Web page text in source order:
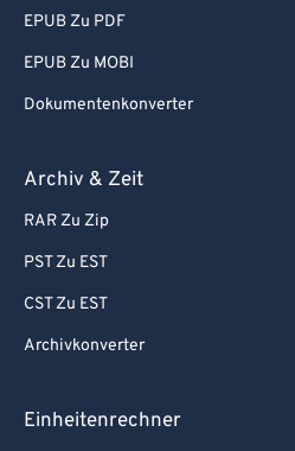
EPUB Zu PDF
EPUB Zu MOBI
Dokumentenkonverter
Archiv & Zeit
RAR Zu Zip
PST Zu EST
CST Zu EST
Archivkonverter
Einheitenrechner